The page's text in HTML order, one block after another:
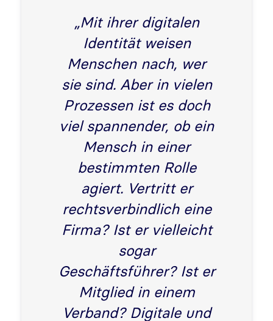
„Mit ihrer digitalen
Identität weisen
Menschen nach, wer
sie sind. Aber in vielen
Prozessen ist es doch
viel spannender, ob ein
Mensch in einer
bestimmten Rolle
agiert. Vertritt er
rechtsverbindlich eine
Firma? Ist er vielleicht
sogar
Geschäftsführer? Ist er
Mitglied in einem
Verband? Digitale und